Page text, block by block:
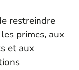
restreindre
primes, aux
et aux